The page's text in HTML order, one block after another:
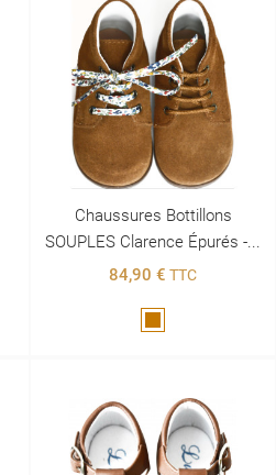
Chaussures Bottillons
SOUPLES Clarence Épurés -...
84,90 € TTC